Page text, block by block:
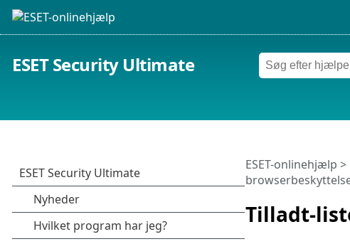
ESET Security Ultimate
Tilladt-
ESET-onlinehjælp >